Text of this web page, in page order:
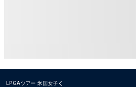
LPGAツアー 米国女子